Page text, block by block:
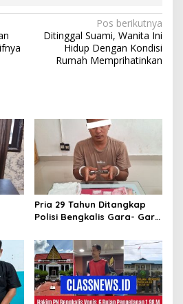
Pos berikutnya
Ditinggal Suami, Wanita Ini
Hidup Dengan Kondisi
Rumah Memprihatinkan
Pria 29 Tahun Ditangkap
Polisi Bengkalis Gara- Gara